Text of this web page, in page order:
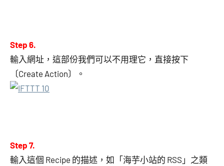
Step 6.
輸入網址，這部份我們可以不用理它，直接按下
〔Create Action〕。
Step 7.
輸入這個 Recipe 的描述，如「海芋小站的 RSS」之類